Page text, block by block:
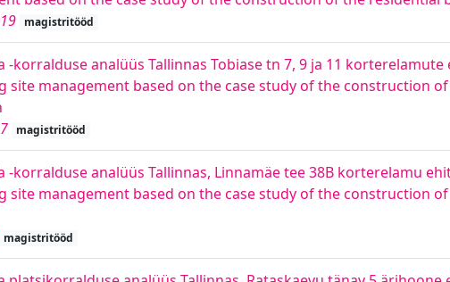
magistritööd
-korralduse analüüs Tallinnas Tobiase tn 7, 9 ja 11
site management based on the case study of the construction
magistritööd
-korralduse analüüs Tallinnas, Linnamäe tee 38B korterelamu
site management based on the case study of the construction
magistritööd